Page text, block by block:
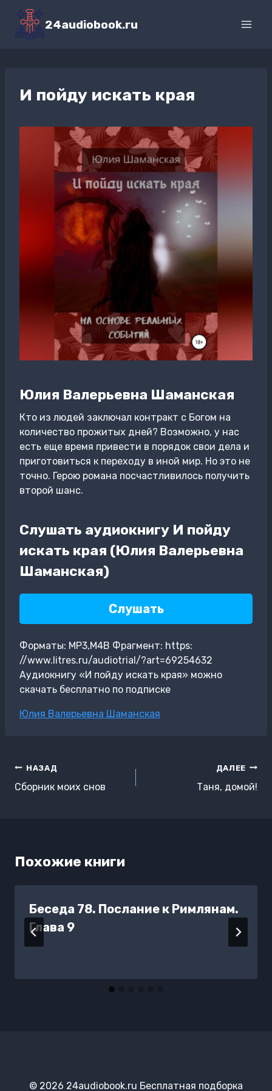
Перейти
содержимому
24audiobook.ru
И пойду искать края
Юлия Валерьевна Шаманская
Кто из людей заключал контракт с Богом на
количество прожитых дней? Возможно, у нас
есть еще время привести в порядок свои дела и
приготовиться к переходу в иной мир. Но это не
точно. Герою романа посчастливилось получить
второй шанс.
Слушать аудиокнигу И пойду
искать края (Юлия Валерьевна
Шаманская)
Слушать
Форматы: MP3,M4B Фрагмент: https:
//www.litres.ru/audiotrial/?art=69254632
Аудиокнигу «И пойду искать края» можно
скачать бесплатно по подписке
Метки
Юлия Валерьевна Шаманская
Навигация
по
НАЗАД
Сборник моих снов
ДАЛЕЕ
Таня, домой!
Похожие книги
Беседа 78. Послание к Римлянам.
Глава 9
© 2026 24audiobook.ru Бесплатная подборка